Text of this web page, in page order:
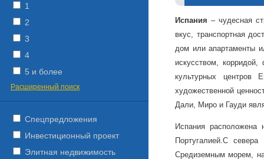
Испания – чудесная
вкус, транспортная
дом или апартаменты
искусством,
культурных центров
художественной
Дали, Миро и Гауди
Испания расположена
Португалией.С севера
Средиземным морем,
1
2
3
4
5 и более
Расширенный поиск
Спецпредложения
Инвестиционный проект
Элитная недвижимость